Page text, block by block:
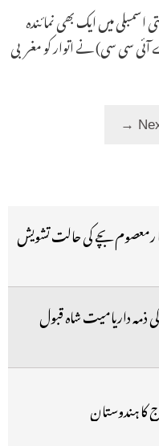
اور نہ ہی بایاں محاذ 2021 ریاستی اسمبلی میں ایک بھی نمائندہ
آئی سی سی) نے اتوار کو مغربی
→
رمعصوم بچے کی حالت تشویش
ذمہ داریامیت شاہ قبول
کا ہندوستان